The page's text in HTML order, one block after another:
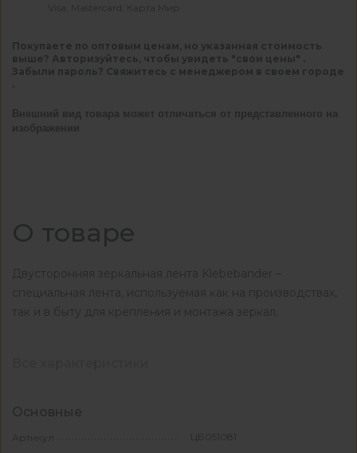
Visa, Mastercard, Карта Мир
Покупаете по оптовым ценам, но указанная стоимость
выше? Авторизуйтесь, чтобы увидеть "свои цены" .
Забыли пароль? Свяжитесь с менеджером в своем городе
Внешний вид товара может отличаться от представленного на
изображении
О товаре
Двусторонняя зеркальная лента Klebebander –
специальная лента, используемая как на производствах,
так и в быту для крепления и монтажа зеркал.
Основные
Артикул ЦБ051081